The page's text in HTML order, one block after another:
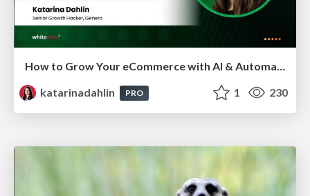
How to Grow Your eCommerce with AI & Automation
katarinadahlin
PRO 1 230